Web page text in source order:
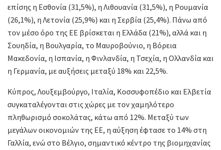
επίσης η Εσθονία (31,5%), η Λιθουανία (31,5%), η Ρουμανία
(26,1%), η Λετονία (25,9%) και η Σερβία (25,4%). Πάνω από
τον μέσο όρο της ΕΕ βρίσκεται η Ελλάδα (21%), αλλά και η
Σουηδία, η Βουλγαρία, το Μαυροβούνιο, η Βόρεια
Μακεδονία, η Ισπανία, η Φινλανδία, η Τσεχία, η Ολλανδία και
η Γερμανία, με αυξήσεις μεταξύ 18% και 22,5%.
Κύπρος, Λουξεμβούργο, Ιταλία, Κοσσυφοπέδιο και Ελβετία
συγκαταλέγονται στις χώρες με τον χαμηλότερο
πληθωρισμό σοκολάτας, κάτω από 12%. Μεταξύ των
μεγάλων οικονομιών της ΕΕ, η αύξηση έφτασε το 14% στη
Γαλλία, ενώ στο Βέλγιο, σημαντικό κέντρο της βιομηχανίας